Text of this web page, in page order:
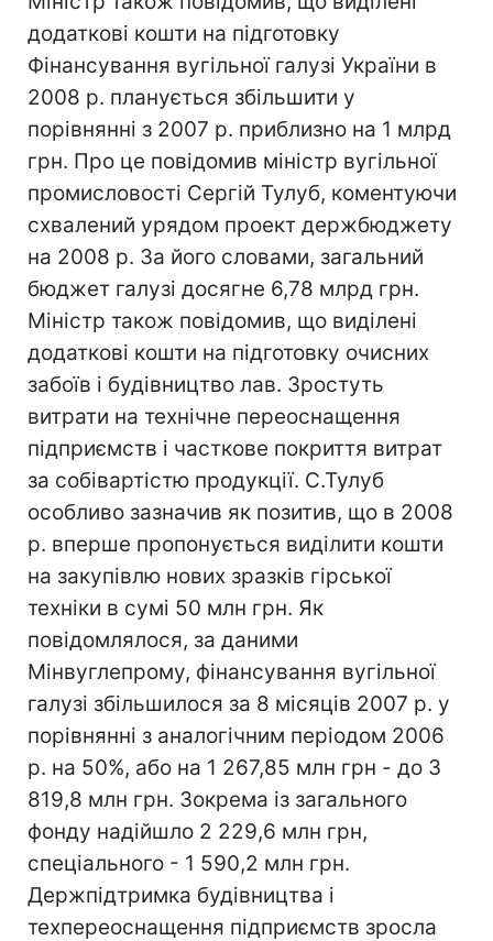
додаткові кошти на підготовку
Фінансування вугільної галузі України в
2008 р. планується збільшити у
порівнянні з 2007 р. приблизно на 1 млрд
грн. Про це повідомив міністр вугільної
промисловості Сергій Тулуб, коментуючи
схвалений урядом проект держбюджету
на 2008 р. За його словами, загальний
бюджет галузі досягне 6,78 млрд грн.
Міністр також повідомив, що виділені
додаткові кошти на підготовку очисних
забоїв і будівництво лав. Зростуть
витрати на технічне переоснащення
підприємств і часткове покриття витрат
за собівартістю продукції. С.Тулуб
особливо зазначив як позитив, що в 2008
р. вперше пропонується виділити кошти
на закупівлю нових зразків гірської
техніки в сумі 50 млн грн. Як
повідомлялося, за даними
Мінвуглепрому, фінансування вугільної
галузі збільшилося за 8 місяців 2007 р. у
порівнянні з аналогічним періодом 2006
р. на 50%, або на 1 267,85 млн грн - до 3
819,8 млн грн. Зокрема із загального
фонду надійшло 2 229,6 млн грн,
спеціального - 1 590,2 млн грн.
Держпідтримка будівництва і
техпереоснащення підприємств зросла